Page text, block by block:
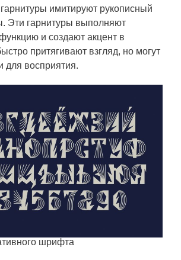
имитируют рукописный
Эти гарнитуры выполняют
и создают акцент в
притягивают взгляд, но могут
для восприятия.
шрифта